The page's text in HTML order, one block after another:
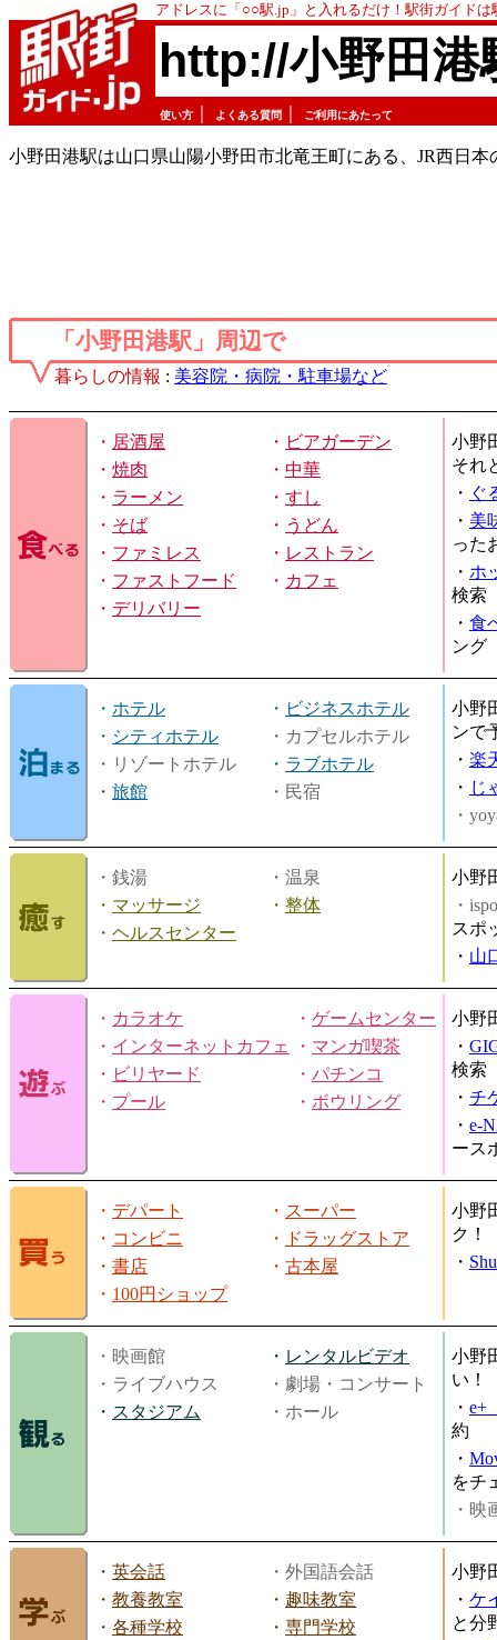
アドレスに「○○駅.jp」と入れるだけ！駅街ガイド
http://小野田港
使い方 よくある質問 ご利用にあたって
小野田港駅は山口県山陽小野田市北竜王町にある、JR西日本
「小野田港駅」周辺で
暮らしの情報 : 美容院・病院・駐車場など
・ 居酒屋 ・ ビアガーデン
・ 焼肉 ・ 中華
・ ラーメン ・ すし
・ そば ・ うどん
・ ファミレス ・ レストラン
・ ファストフード ・ カフェ
・ デリバリー
小野
それ
・ ぐ
・ 美
った
・ ホ
検索
・ 食
ング
・ ホテル ・ ビジネスホテル
・ シティホテル
・カプセルホテル
・リゾートホテル
・ ラブホテル
・ 旅館 ・民宿
小野
ンで
・ 楽
・ じ
・
・銭湯
・温泉
・ マッサージ ・ 整体
・ ヘルスセンター
小野
・
スポ
・ 山
・ カラオケ ・ ゲームセンター
・ インターネットカフェ ・ マンガ喫茶
・ ビリヤード ・ パチンコ
・ プール ・ ボウリング
小野
・
検索
・ チ
・ e-
ース
・ デパート ・ スーパー
・ コンビニ ・
ドラッグストア
・ 書店 ・ 古本屋
・ 100円ショップ
小野
ク！
・
・映画館 ・ レンタルビデオ
・ライブハウス
・劇場・コンサート
・ スタジアム ・ホール
小野
い！
・ e+
約
・
をチ
・映
・ 英会話
・外国語会話
・ 教養教室 ・ 趣味教室
・ 各種学校 ・ 専門学校
小野
・ ケ
と分